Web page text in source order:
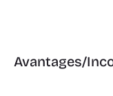
Avantages/